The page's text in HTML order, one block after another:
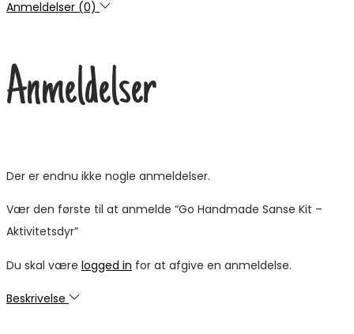
Anmeldelser (0)
Anmeldelser
Der er endnu ikke nogle anmeldelser.
Vær den første til at anmelde “Go Handmade Sanse Kit –
Aktivitetsdyr”
Du skal være logged in for at afgive en anmeldelse.
Beskrivelse